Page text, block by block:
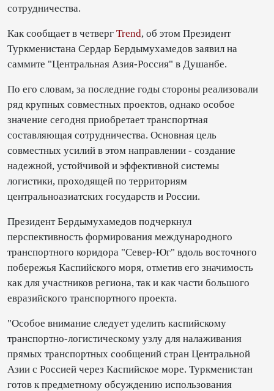
сотрудничества.
Как сообщает в четверг Trend, об этом Президент
Туркменистана Сердар Бердымухамедов заявил на
саммите "Центральная Азия-Россия" в Душанбе.
По его словам, за последние годы стороны реализовали
ряд крупных совместных проектов, однако особое
значение сегодня приобретает транспортная
составляющая сотрудничества. Основная цель
совместных усилий в этом направлении - создание
надежной, устойчивой и эффективной системы
логистики, проходящей по территориям
центральноазиатских государств и России.
Президент Бердымухамедов подчеркнул
перспективность формирования международного
транспортного коридора "Север-Юг" вдоль восточного
побережья Каспийского моря, отметив его значимость
как для участников региона, так и как части большого
евразийского транспортного проекта.
"Особое внимание следует уделить каспийскому
транспортно-логистическому узлу для налаживания
прямых транспортных сообщений стран Центральной
Азии с Россией через Каспийское море. Туркменистан
готов к предметному обсуждению использования